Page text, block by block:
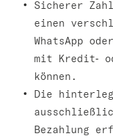
Sicherer
einen
WhatsApp
mit Kredit‑
können.
Die
Bezahlung